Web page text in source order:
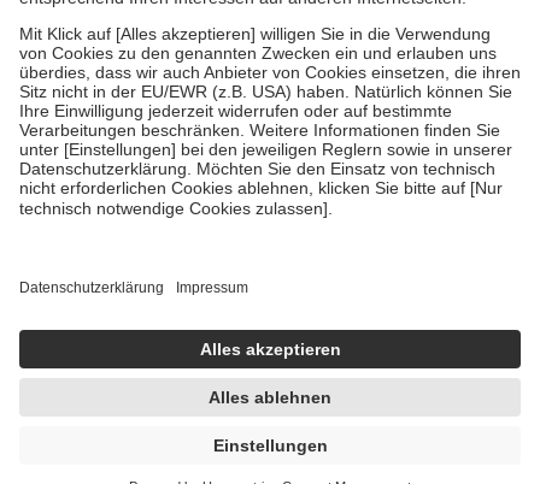
stärken und die besondere Stellung der Familie zu unterstützen,
fallenkeine Zuzahlungenan bei:
• Kindern und Jugendlichen bis zum vollendeten 18. Lebensjahr
mit Ausnahme der Fahrkosten
• Untersuchungen zur Vorsorge und Früherkennung, die von der
GKV getragen werden
• empfohlenen Schutzimpfungen
• Harn- und Blutteststreifen
getroffen, um sicherzustellen, dass es sich um echte Bewertungen
https://help.etrusted.com/hc/de/articles/4419944605341
Einige Bilder und Inhalte wurden unter Zuhilfenahme künstlicher